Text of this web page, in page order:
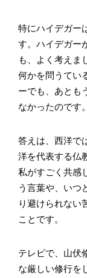
特にハイデガー
す。ハイデガー
も、よく考えま
何かを問うてい
ーでも、あとも
なかったのです。
答えは、西洋で
洋を代表する仏
私がすごく共感
う言葉や、いつ
り避けられない
ことです。
テレビで、山伏
な厳しい修行を